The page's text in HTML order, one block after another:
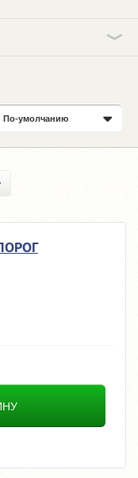
По-умолчанию